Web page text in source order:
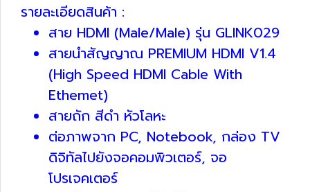
รายละเอียดสินค้า :
สาย HDMI (Male/Male) รุ่น GLINK029
สายนำสัญญาณ PREMIUM HDMI V1.4
(High Speed HDMI Cable With
Ethemet)
สายถัก สีดำ หัวโลหะ
ต่อภาพจาก PC, Notebook, กล่อง TV
ดิจิทัลไปยังจอคอมพิวเตอร์, จอ
โปรเจคเตอร์